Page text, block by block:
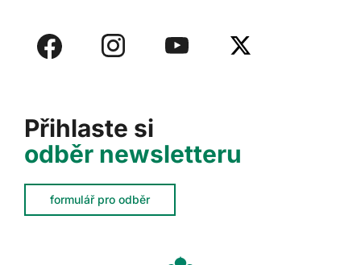
Přihlaste si
odběr newsletteru
formulář pro odběr